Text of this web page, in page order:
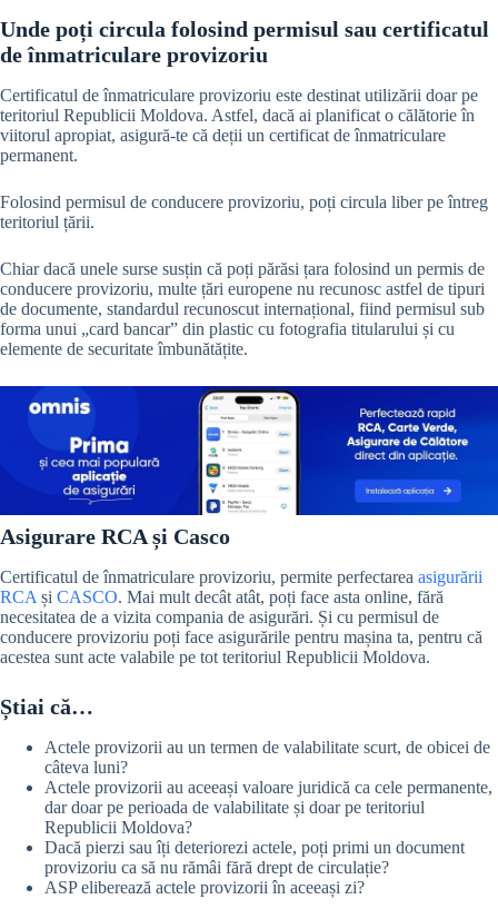
Unde poți circula folosind permisul sau certificatul
de înmatriculare provizoriu
Certificatul de înmatriculare provizoriu este destinat utilizării doar pe
teritoriul Republicii Moldova. Astfel, dacă ai planificat o călătorie în
viitorul apropiat, asigură-te că deții un certificat de înmatriculare
permanent.
Folosind permisul de conducere provizoriu, poți circula liber pe întreg
teritoriul țării.
Chiar dacă unele surse susțin că poți părăsi țara folosind un permis de
conducere provizoriu, multe țări europene nu recunosc astfel de tipuri
de documente, standardul recunoscut internațional, fiind permisul sub
forma unui „card bancar” din plastic cu fotografia titularului și cu
elemente de securitate îmbunătățite.
Asigurare RCA și Casco
Certificatul de înmatriculare provizoriu, permite perfectarea asigurării
RCA și CASCO. Mai mult decât atât, poți face asta online, fără
necesitatea de a vizita compania de asigurări. Și cu permisul de
conducere provizoriu poți face asigurările pentru mașina ta, pentru că
acestea sunt acte valabile pe tot teritoriul Republicii Moldova.
Știai că…
Actele provizorii au un termen de valabilitate scurt, de obicei de
câteva luni?
Actele provizorii au aceeași valoare juridică ca cele permanente,
dar doar pe perioada de valabilitate și doar pe teritoriul
Republicii Moldova?
Dacă pierzi sau îți deteriorezi actele, poți primi un document
provizoriu ca să nu rămâi fără drept de circulație?
ASP eliberează actele provizorii în aceeași zi?